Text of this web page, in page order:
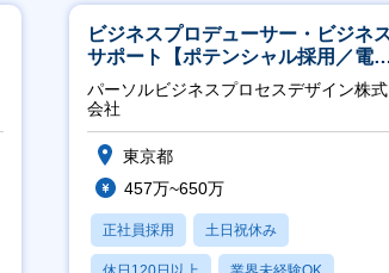
ビジネスプロデューサー・ビジネ
サポート【ポテンシャル採用／電
力・ガス等の民間向けプロジェクト
推進】
パーソルビジネスプロセスデザイン株式
会社
東京都
457万~650万
正社員採用 土日祝休み